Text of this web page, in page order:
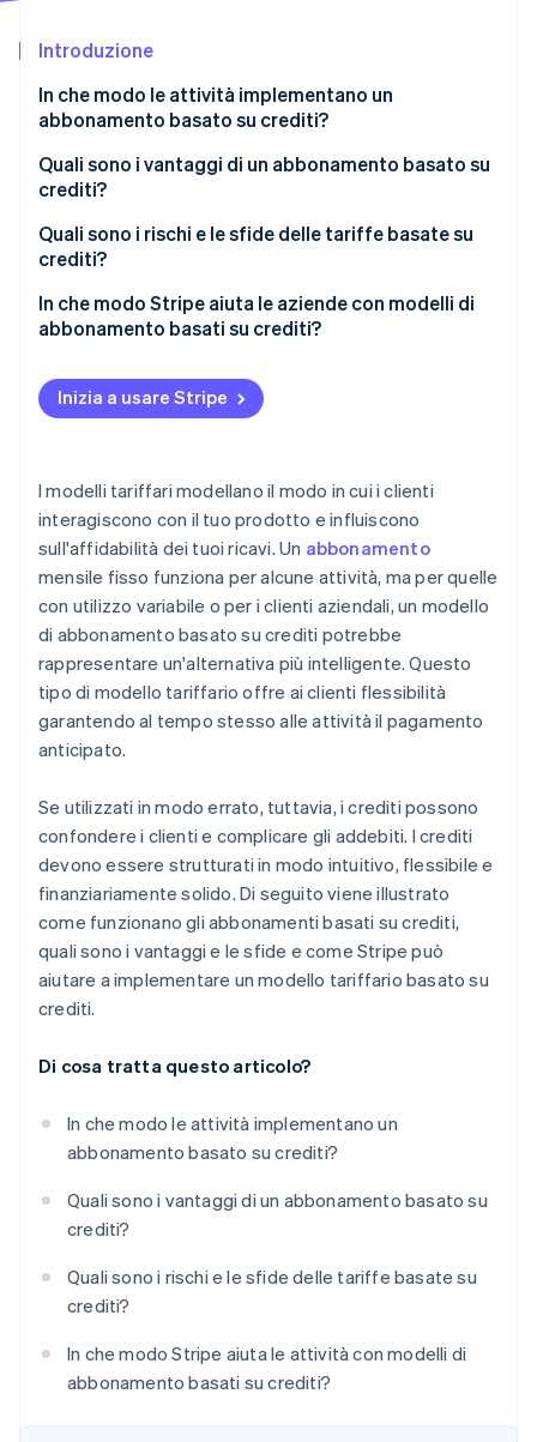
Radar
Atlas
Costituzione di start-up
Climate
Rimozione del carbonio
Identity
Verifica online dell'identità
Stripe Sessions 2026
Scopri come Stripe sta costruendo l'infrastruttura
Partner
Stripe App Marketplace
Introduzione
In che modo le attività implementano un
abbonamento basato su crediti?
Quali sono i vantaggi di un abbonamento basato su
crediti?
Ricavi prevedibili
Tariffe unificate
Supporto per promozioni e incentivi
Quali sono i rischi e le sfide delle tariffe basate su
crediti?
Confusione dei clienti
Monitoraggio dell’utilizzo
Assistenza clienti
Politiche di scadenza e riporto dei crediti
Valore percepito
In che modo Stripe aiuta le aziende con modelli di
abbonamento basati su crediti?
Supporto integrato per l’addebito basato su crediti
Tariffe flessibili e sconti
Gestione delle scadenze dei crediti
Monitoraggio integrato dell’utilizzo
Supporto per pagamenti internazionali
Inizia a usare Stripe
I modelli tariffari modellano il modo in cui i clienti
interagiscono con il tuo prodotto e influiscono
sull'affidabilità dei tuoi ricavi. Un abbonamento
mensile fisso funziona per alcune attività, ma per quelle
con utilizzo variabile o per i clienti aziendali, un modello
di abbonamento basato su crediti potrebbe
rappresentare un'alternativa più intelligente. Questo
tipo di modello tariffario offre ai clienti flessibilità
garantendo al tempo stesso alle attività il pagamento
anticipato.
Se utilizzati in modo errato, tuttavia, i crediti possono
confondere i clienti e complicare gli addebiti. I crediti
devono essere strutturati in modo intuitivo, flessibile e
finanziariamente solido. Di seguito viene illustrato
come funzionano gli abbonamenti basati su crediti,
quali sono i vantaggi e le sfide e come Stripe può
aiutare a implementare un modello tariffario basato su
crediti.
Di cosa tratta questo articolo?
In che modo le attività implementano un
abbonamento basato su crediti?
Quali sono i vantaggi di un abbonamento basato su
crediti?
Quali sono i rischi e le sfide delle tariffe basate su
crediti?
In che modo Stripe aiuta le attività con modelli di
abbonamento basati su crediti?